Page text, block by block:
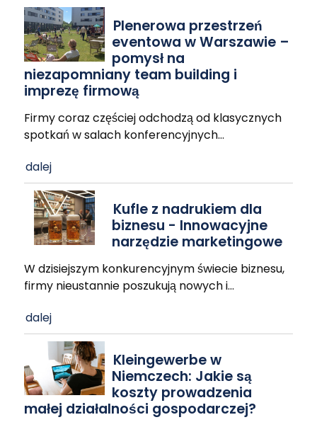
Plenerowa przestrzeń
eventowa w Warszawie –
pomysł na
niezapomniany team building i
imprezę firmową
Firmy coraz częściej odchodzą od klasycznych
spotkań w salach konferencyjnych…
dalej
Kufle z nadrukiem dla
biznesu - Innowacyjne
narzędzie marketingowe
W dzisiejszym konkurencyjnym świecie biznesu,
firmy nieustannie poszukują nowych i…
dalej
Kleingewerbe w
Niemczech: Jakie są
koszty prowadzenia
małej działalności gospodarczej?